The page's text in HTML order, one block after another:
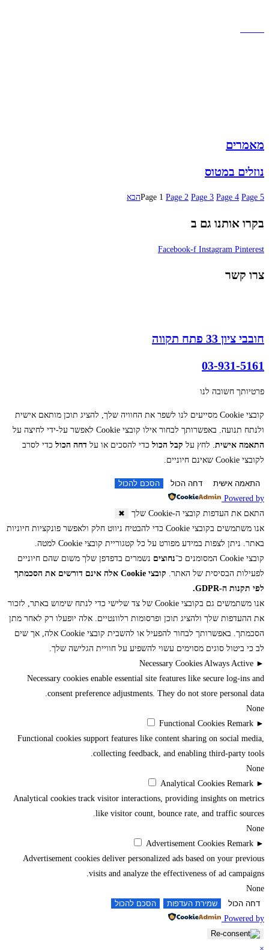
מאמרים
נוזלים במטוס
Page 1 Page 2 Page 3 Page 4 Page 5 הבא
בקרו אותנו גם ב
Facebook-f Instagram Pinterest
צרו קשר
חובבי ציון 33 פתח תקווה
03-931-5161
פרטיותך חשובה לנו
קובצי Cookie מסייעים לנו לשפר את החוויה שלך, להציג תוכן מותאם אישית
ולנתח תנועה. באפשרותך לבחור אילו קובצי Cookie לאפשר על-ידי לחיצה על
התאמה אישית . לחץ על קבל הכול כדי להסכים או על דחה הכול כדי לסרב
לקובצי Cookie שאינם חיוניים.
התאמה אישית דחה הכול
הסכם להכול
Powered by
התאם את העדפות קובצי ה-Cookie שלך
✖
אנו משתמשים בקובצי Cookie כדי להבטיח ניווט חלק ולאפשר פונקציות חיוניות
באתר. ניתן לצפות במידע מפורט על כל קטגוריית קובצי Cookie למטה.
קובצי Cookie המסומנים כ־
נחוצים נשמרים בדפדפן שלך משום שהם חיוניים
לפעילות הבסיסית של האתר.
קובצי Cookie אלה אינם דורשים את הסכמתך
לפי תקנות ה-GDPR.
אנו משתמשים גם בקובצי Cookie של צד שלישי כדי לנתח שימוש באתר, לזכור
את ההעדפות שלך ולהציג תוכן ופרסומות רלוונטיים. אלה יופעלו רק לאחר מתן
הסכמתך. באפשרותך לבחור להפעיל או להשבית קובצי Cookie אלה, אך שים
לב כי ביטול סוגים מסוימים עשוי להשפיע על חוויית הגלישה שלך.
►
Necessary Cookies Always Active
Necessary cookies enable essential site features like secure log-ins and
consent preference adjustments. They do not store personal data.
None
►
Functional Cookies Remark
Functional cookies support features like content sharing on social media,
collecting feedback, and enabling third-party tools.
None
►
Analytical Cookies Remark
Analytical cookies track visitor interactions, providing insights on metrics
like visitor count, bounce rate, and traffic sources.
None
►
Advertisement Cookies Remark
Advertisement cookies deliver personalized ads based on your previous
visits and analyze the effectiveness of ad campaigns.
None
דחה הכול
שמירת העדפות
הסכם להכול
Powered by